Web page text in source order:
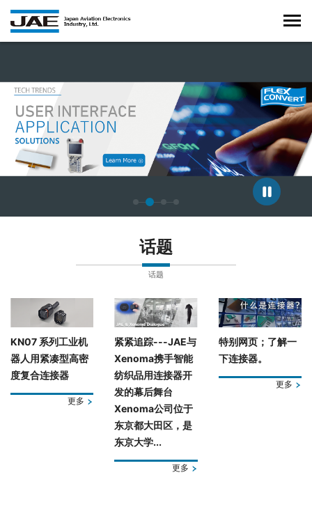
话题
话题
KN07 系列工业机
器人用紧凑型高密
度复合连接器
更多
紧紧追踪---JAE与
Xenoma携手智能
纺织品用连接器开
发的幕后舞台
Xenoma公司位于
东京都大田区，是
东京大学...
更多
特别网页；了解一
下连接器。
更多